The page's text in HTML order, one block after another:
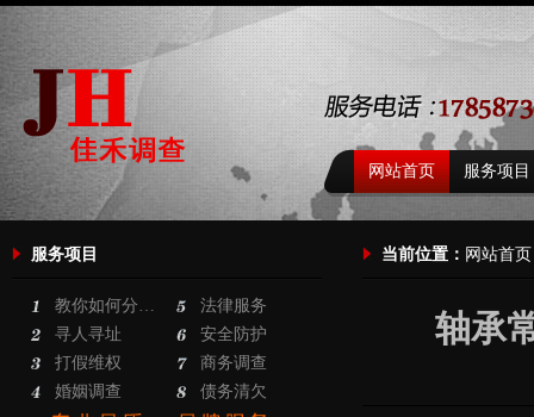
网站首页 服务项目
服务项目
教你如何分…
法律服务
寻人寻址
安全防护
打假维权
商务调查
婚姻调查
债务清欠
当前位置： 网站首页
轴承